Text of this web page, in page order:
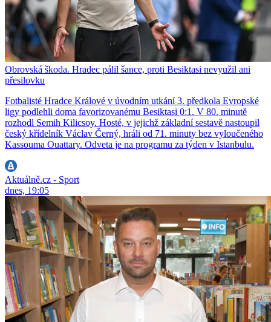
Obrovská škoda. Hradec pálil šance, proti Besiktasi nevyužil ani
přesilovku
Fotbalisté Hradce Králové v úvodním utkání 3. předkola Evropské
ligy podlehli doma favorizovanému Besiktasi 0:1. V 80. minutě
rozhodl Semih Kilicsoy. Hosté, v jejichž základní sestavě nastoupil
český křídelník Václav Černý, hráli od 71. minuty bez vyloučeného
Kassouma Ouattary. Odveta je na programu za týden v Istanbulu.
Aktuálně.cz - Sport
dnes, 19:05